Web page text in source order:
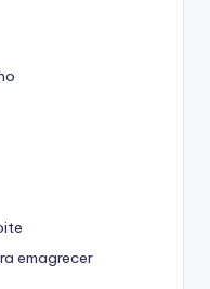
emagrecer